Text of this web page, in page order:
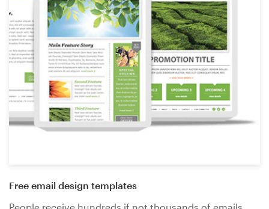
Free email design templates